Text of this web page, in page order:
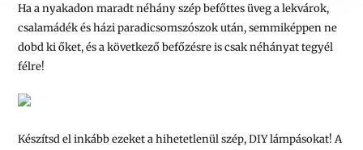
Ha a nyakadon maradt néhány szép befőttes üveg a lekvárok,
csalamádék és házi paradicsomszószok után, semmiképpen ne
dobd ki őket, és a következő befőzésre is csak néhányat tegyél
félre!
Készítsd el inkább ezeket a hihetetlenül szép, DIY lámpásokat! A